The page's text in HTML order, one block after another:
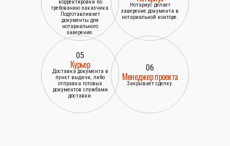
корректировки по
требованию заказчика.
Подготавливает
документы для
нотариального
заверения.
Нотариус делает
заверение документа в
нотариальной конторе.
05
Курьер
Доставка документа в
пункт выдачи, либо
отправка готовых
документов службами
доставки.
06
Менеджер проекта
Закрывает сделку.